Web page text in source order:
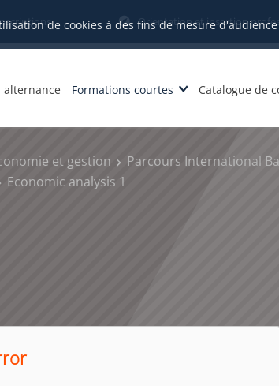
de cookies à des fins de mesure
Orientation et insertion
alternance Formations courtes Catalogue de
et gestion
Parcours International
Economic analysis 1